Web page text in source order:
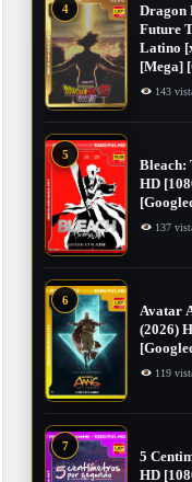
4
Dragon
Future
Latino
[Mega]
143
5
Bleach:
HD
137
6
Avatar
(2026)
119
7
5
HD